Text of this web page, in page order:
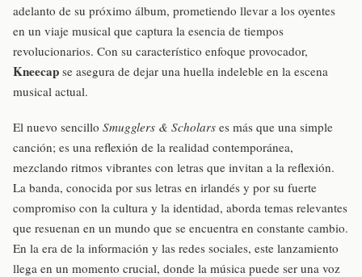
adelanto de su próximo álbum, prometiendo llevar a los oyentes
en un viaje musical que captura la esencia de tiempos
revolucionarios. Con su característico enfoque provocador,
Kneecap se asegura de dejar una huella indeleble en la escena
musical actual.
El nuevo sencillo Smugglers & Scholars es más que una simple
canción; es una reflexión de la realidad contemporánea,
mezclando ritmos vibrantes con letras que invitan a la reflexión.
La banda, conocida por sus letras en irlandés y por su fuerte
compromiso con la cultura y la identidad, aborda temas relevantes
que resuenan en un mundo que se encuentra en constante cambio.
En la era de la información y las redes sociales, este lanzamiento
llega en un momento crucial, donde la música puede ser una voz